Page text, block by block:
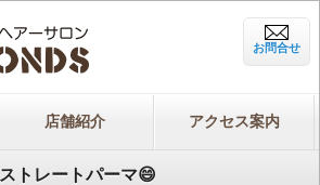
お問合せ
店舗紹介 アクセス案内
ストレートパーマ😄